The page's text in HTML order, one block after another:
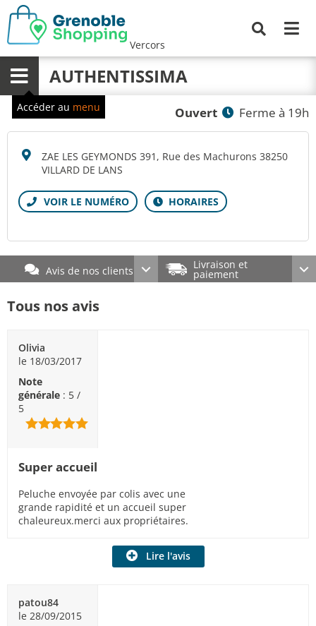
Vercors
Menu AUTHENTISSIMA
Ouvert Ferme à 19h
ZAE LES GEYMONDS 391, Rue des Machurons 38250
VILLARD DE LANS
Accéder au menu
Avis de nos clients Livraison et
paiement
Tous nos avis
Olivia
le 18/03/2017
Note
générale : 5 /
5
Super accueil
Peluche envoyée par colis avec une
grande rapidité et un accueil super
chaleureux.merci aux propriétaires.
Lire l'avis
patou84
le 28/09/2015